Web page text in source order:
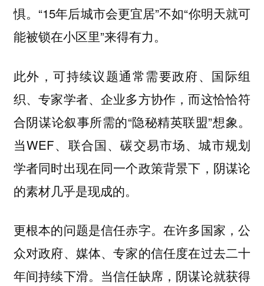
惧。“15年后城市会更宜居”不如“你明天就可
能被锁在小区里”来得有力。
此外，可持续议题通常需要政府、国际组
织、专家学者、企业多方协作，而这恰恰符
合阴谋论叙事所需的“隐秘精英联盟”想象。
当WEF、联合国、碳交易市场、城市规划
学者同时出现在同一个政策背景下，阴谋论
的素材几乎是现成的。
更根本的问题是信任赤字。在许多国家，公
众对政府、媒体、专家的信任度在过去二十
年间持续下滑。当信任缺席，阴谋论就获得